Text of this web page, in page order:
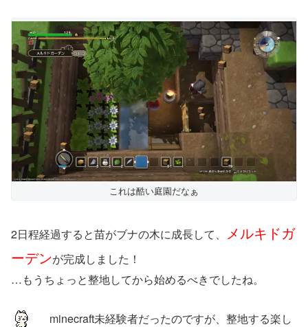
これは酷い庭園だなぁ
2日程経過すると苗がブナの木に成長して、
メルキドガ
ーデンが完成しました！
…もうちょっと整地してから始めるべきでしたね。
minecraft未経験者だったのですが、整地する楽し